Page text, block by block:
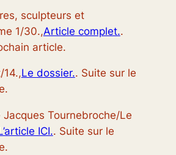
sculpteurs et
1/30.,Article complet..
article.
14.,Le dossier.. Suite sur le
Tournebroche/Le
ICI.. Suite sur le